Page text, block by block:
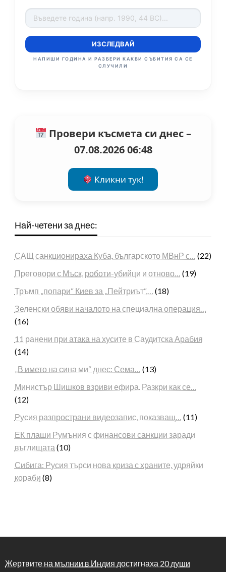
ИЗСЛЕДВАЙ
НАПИШИ ГОДИНА И РАЗБЕРИ КАКВИ СЪБИТИЯ СА СЕ
СЛУЧИЛИ
Провери късмета си днес –
07.08.2026 06:48
Кликни тук!
Най-четени за днес:
САЩ санкционираха Куба, българското МВнР с… (22)
Преговори с Мъск, роботи-убийци и отново… (19)
Тръмп „попари“ Киев за „Пейтриът“,… (18)
Зеленски обяви началото на специална операция…
(16)
11 ранени при атака на хусите в Саудитска Арабия
(14)
„В името на сина ми“ днес: Сема… (13)
Министър Шишков взриви ефира. Разкри как се…
(12)
Русия разпространи видеозапис, показващ… (11)
ЕК плаши Румъния с финансови санкции заради
въглищата (10)
Сибига: Русия търси нова криза с храните, удряйки
кораби (8)
Жертвите на мълнии в Индия достигнаха 20 души